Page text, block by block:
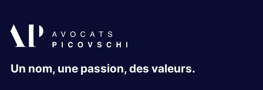
Un nom, une passion, des valeurs.